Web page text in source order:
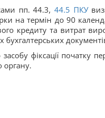
пп. 44.3, 44.5 ПКУ
на термін до 90
кредиту та витрат
фіксації початку
органу.